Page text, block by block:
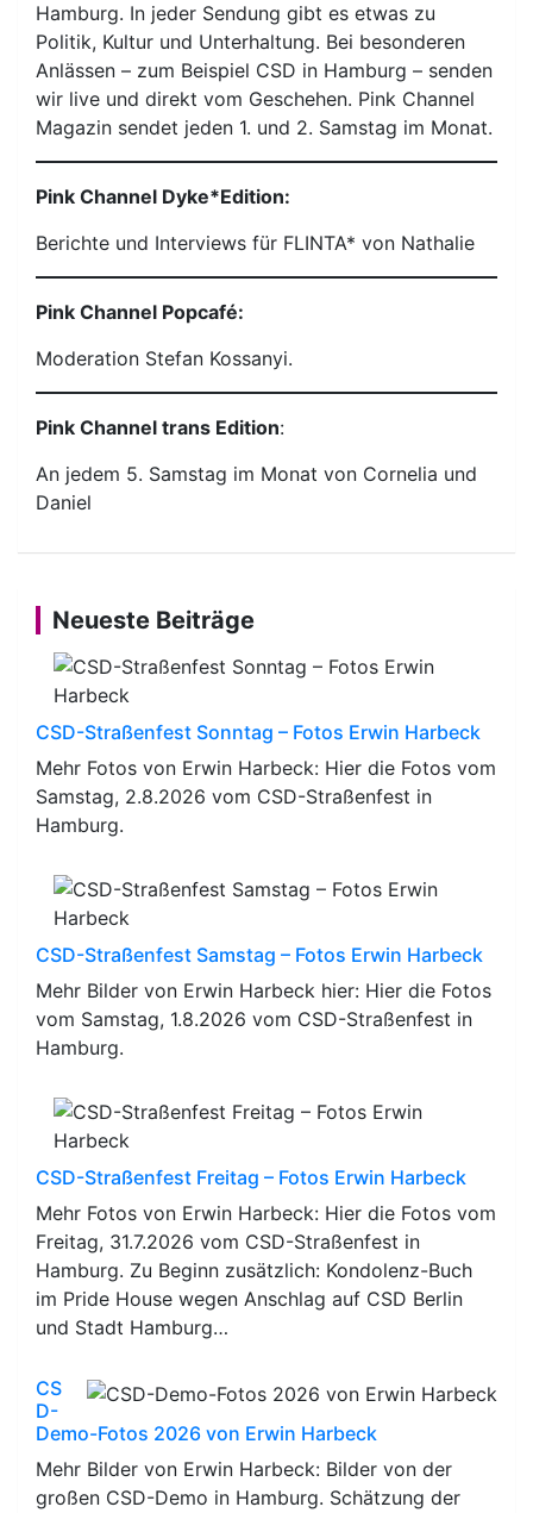
Hamburg. In jeder Sendung gibt es etwas zu
Politik, Kultur und Unterhaltung. Bei besonderen
Anlässen – zum Beispiel CSD in Hamburg – senden
wir live und direkt vom Geschehen. Pink Channel
Magazin sendet jeden 1. und 2. Samstag im Monat.
Pink Channel Dyke*Edition:
Berichte und Interviews für FLINTA* von Nathalie
Pink Channel Popcafé:
Moderation Stefan Kossanyi.
Pink Channel trans Edition:
An jedem 5. Samstag im Monat von Cornelia und
Daniel
Neueste Beiträge
CSD-Straßenfest Sonntag – Fotos Erwin Harbeck
Mehr Fotos von Erwin Harbeck: Hier die Fotos vom
Samstag, 2.8.2026 vom CSD-Straßenfest in
Hamburg.
CSD-Straßenfest Samstag – Fotos Erwin Harbeck
Mehr Bilder von Erwin Harbeck hier: Hier die Fotos
vom Samstag, 1.8.2026 vom CSD-Straßenfest in
Hamburg.
CSD-Straßenfest Freitag – Fotos Erwin Harbeck
Mehr Fotos von Erwin Harbeck: Hier die Fotos vom
Freitag, 31.7.2026 vom CSD-Straßenfest in
Hamburg. Zu Beginn zusätzlich: Kondolenz-Buch
im Pride House wegen Anschlag auf CSD Berlin
und Stadt Hamburg…
CS
D-
Demo-Fotos 2026 von Erwin Harbeck
Mehr Bilder von Erwin Harbeck: Bilder von der
großen CSD-Demo in Hamburg. Schätzung der